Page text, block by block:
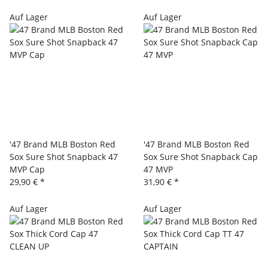
Auf Lager
'47 Brand MLB Boston Red
Sox Sure Shot Snapback 47
MVP Cap
29,90 € *
Auf Lager
'47 Brand MLB Boston Red
Sox Sure Shot Snapback Cap
47 MVP
31,90 € *
Auf Lager Auf Lager